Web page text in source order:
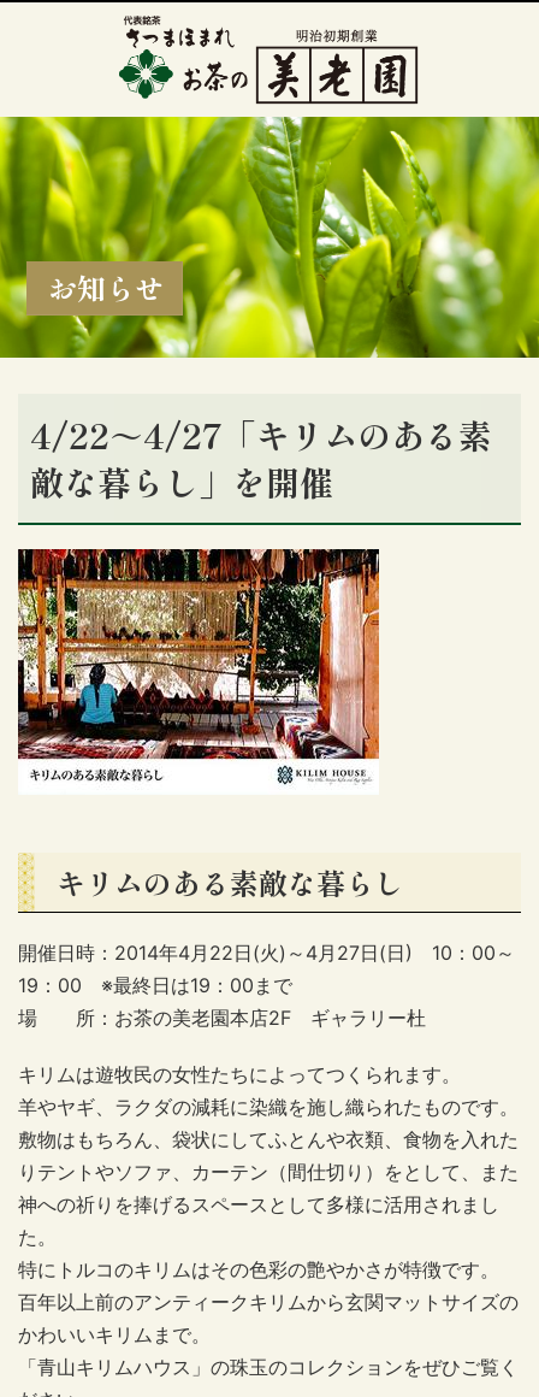
お知らせ
4/22～4/27「キリムのある素
敵な暮らし」を開催
キリムのある素敵な暮らし
開催日時：2014年4月22日(火)～4月27日(日) 10：00～
19：00 ※最終日は19：00まで
場 所：お茶の美老園本店2F ギャラリー杜
キリムは遊牧民の女性たちによってつくられます。
羊やヤギ、ラクダの減耗に染織を施し織られたものです。
敷物はもちろん、袋状にしてふとんや衣類、食物を入れた
りテントやソファ、カーテン（間仕切り）をとして、また
神への祈りを捧げるスペースとして多様に活用されまし
た。
特にトルコのキリムはその色彩の艶やかさが特徴です。
百年以上前のアンティークキリムから玄関マットサイズの
かわいいキリムまで。
「青山キリムハウス」の珠玉のコレクションをぜひご覧く